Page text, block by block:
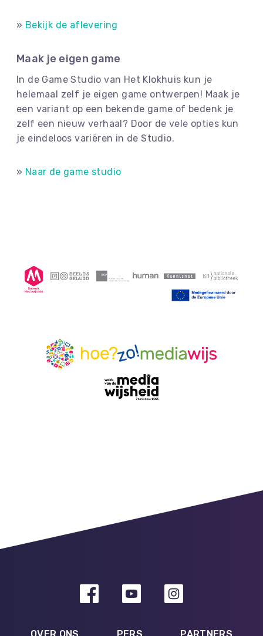
» Bekijk de aflevering
Maak je eigen game
In de Game Studio van Het Klokhuis kun je
helemaal zelf je eigen game ontwerpen! Maak je
een variant op een bekende game of bedenk je
zelf een nieuw verhaal? Door de vele opties kun
je eindeloos variëren in de Studio.
» Naar de game studio